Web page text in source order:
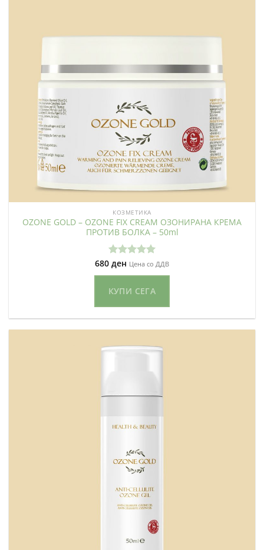
КОЗМЕТИКА
OZONE GOLD – OZONE FIX CREAM ОЗОНИРАНА КРЕМА
ПРОТИВ БОЛКА – 50ml
Оценето
680 ден Цена со ДДВ
КУПИ СЕГА